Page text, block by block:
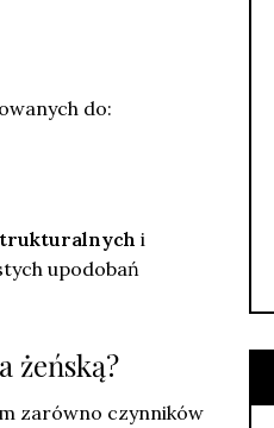
do:
i
upodobań
żeńską?
zarówno czynników